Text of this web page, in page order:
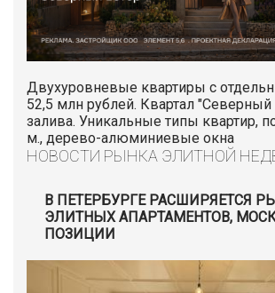
Двухуровневые квартиры с
52,5 млн рублей. Квартал "Северный
залива. Уникальные типы квартир,
м., дерево-алюминиевые окна
НОВОСТИ РЫНКА ЭЛИТНОЙ
В ПЕТЕРБУРГЕ РАСШИРЯЕТСЯ
ЭЛИТНЫХ АПАРТАМЕНТОВ,
ПОЗИЦИИ